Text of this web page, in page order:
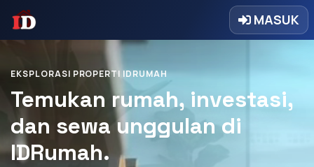
MASUK
EKSPLORASI PROPERTI IDRUMAH
Temukan rumah, investasi,
dan sewa unggulan di
IDRumah.